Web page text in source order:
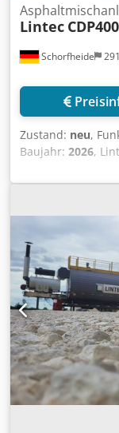
Schorfheide
Lintec
Zustand: neu,
Baujahr: 2026,
Dcsdeylqc Sjpfx
Garantie: 1 Jahr